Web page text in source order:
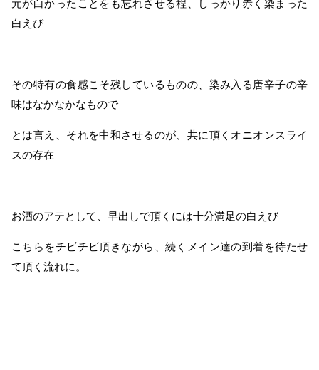
元が白かったことをも忘れさせる程、しっかり赤く染まった
白えび
その特有の食感こそ残しているものの、染み入る唐辛子の辛
味はなかなかなもので
とは言え、それを中和させるのが、共に頂くオニオンスライ
スの存在
お酒のアテとして、早出しで頂くには十分満足の白えび
こちらをチビチビ頂きながら、続くメイン達の到着を待たせ
て頂く流れに。